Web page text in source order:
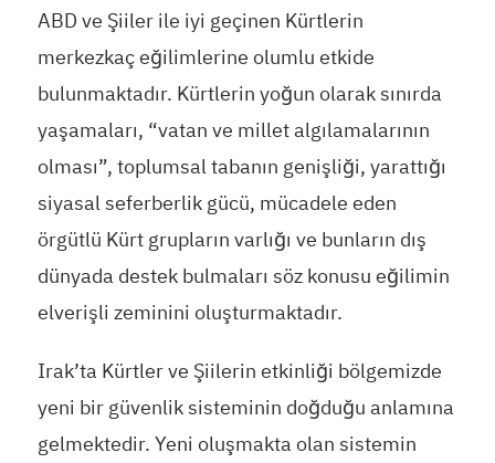
ABD ve Şiiler ile iyi geçinen Kürtlerin
merkezkaç eğilimlerine olumlu etkide
bulunmaktadır. Kürtlerin yoğun olarak sınırda
yaşamaları, “vatan ve millet algılamalarının
olması”, toplumsal tabanın genişliği, yarattığı
siyasal seferberlik gücü, mücadele eden
örgütlü Kürt grupların varlığı ve bunların dış
dünyada destek bulmaları söz konusu eğilimin
elverişli zeminini oluşturmaktadır.
Irak’ta Kürtler ve Şiilerin etkinliği bölgemizde
yeni bir güvenlik sisteminin doğduğu anlamına
gelmektedir. Yeni oluşmakta olan sistemin